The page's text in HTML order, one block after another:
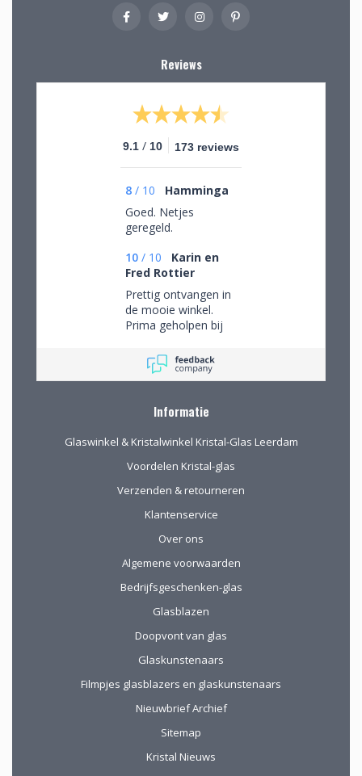
Reviews
9.1 / 10 173 reviews
8 / 10
Hamminga
Goed. Netjes
geregeld.
10 / 10
Karin en
Fred Rottier
Prettig ontvangen in
de mooie winkel.
Prima geholpen bij
schitterend glaswerk
Informatie
Glaswinkel & Kristalwinkel Kristal-Glas Leerdam
Voordelen Kristal-glas
Verzenden & retourneren
Klantenservice
Over ons
Algemene voorwaarden
Bedrijfsgeschenken-glas
Glasblazen
Doopvont van glas
Glaskunstenaars
Filmpjes glasblazers en glaskunstenaars
Nieuwbrief Archief
Sitemap
Kristal Nieuws